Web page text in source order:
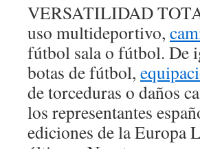
VERSATILIDAD
uso multideportivo,
fútbol sala o fútbol. De
botas de fútbol,
de torceduras o daños
los representantes
ediciones de la Europa